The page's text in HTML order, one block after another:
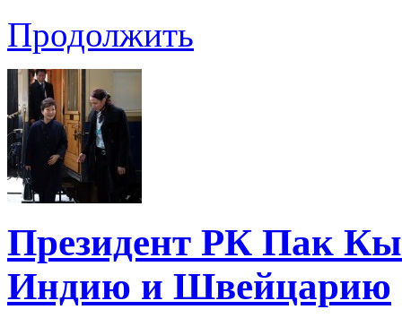
Продолжить
Президент РК Пак
Индию и Швейцарию